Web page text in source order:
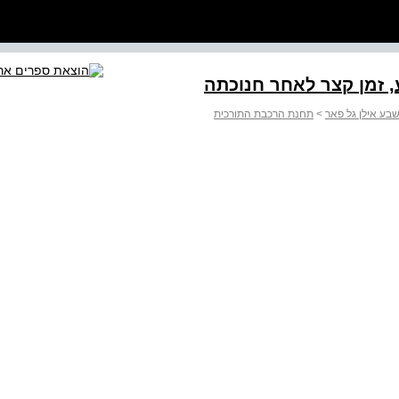
קצר לאחר חנוכתה
אילן גל פאר > תחנת הרכבת התורכית